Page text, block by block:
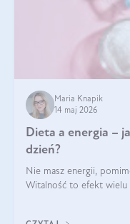
Maria Knapik
14 maj 2026
Dieta a energia –
dzień?
Nie masz energii,
Witalność to efekt